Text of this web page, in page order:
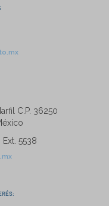
C.P. 36250
5538